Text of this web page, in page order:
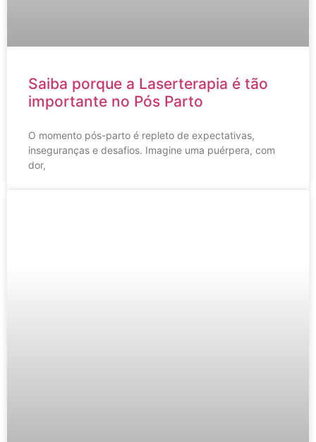
Saiba porque a Laserterapia é tão
importante no Pós Parto
O momento pós-parto é repleto de expectativas,
inseguranças e desafios. Imagine uma puérpera, com
dor,